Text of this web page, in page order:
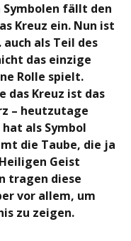
Symbolen fällt den
Kreuz ein. Nun ist
auch als Teil des
das einzige
Rolle spielt.
Kreuz ist das
– heutzutage
als Symbol
die Taube, die ja
Geist
tragen diese
vor allem, um
zu zeigen.